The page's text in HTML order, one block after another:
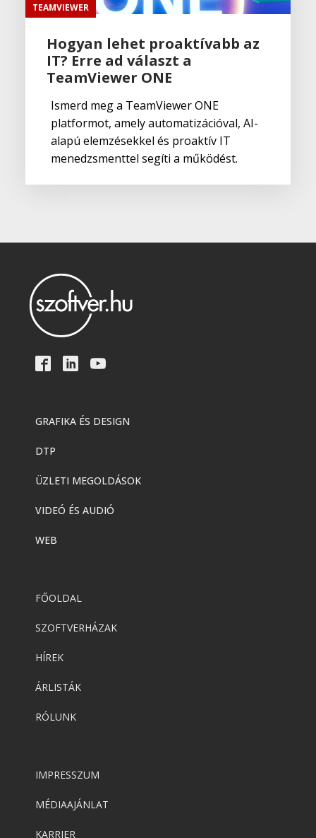
TEAMVIEWER
Hogyan lehet proaktívabb az
IT? Erre ad választ a
TeamViewer ONE
Ismerd meg a TeamViewer ONE
platformot, amely automatizációval, AI-
alapú elemzésekkel és proaktív IT
menedzsmenttel segíti a működést.
GRAFIKA ÉS DESIGN
DTP
ÜZLETI MEGOLDÁSOK
VIDEÓ ÉS AUDIÓ
WEB
FŐOLDAL
SZOFTVERHÁZAK
HÍREK
ÁRLISTÁK
RÓLUNK
IMPRESSZUM
MÉDIAAJÁNLAT
KARRIER